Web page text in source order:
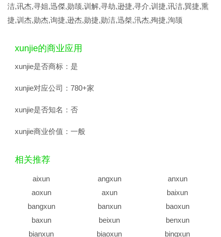
洁,讯杰,寻姐,迅傑,勋颉,训解,寻劫,逊捷,寻介,训捷,讯洁,巽捷,熏
捷,训杰,勋杰,询捷,逊杰,勋捷,勋洁,迅桀,汛杰,殉捷,洵颉
xunjie的商业应用
xunjie是否商标： 是
xunjie对应公司： 780+家
xunjie是否知名： 否
xunjie商业价值： 一般
相关推荐
aixun angxun
anxun
aoxun
axun
baixun
bangxun
banxun
baoxun
baxun
beixun
benxun
bianxun
biaoxun bingxun